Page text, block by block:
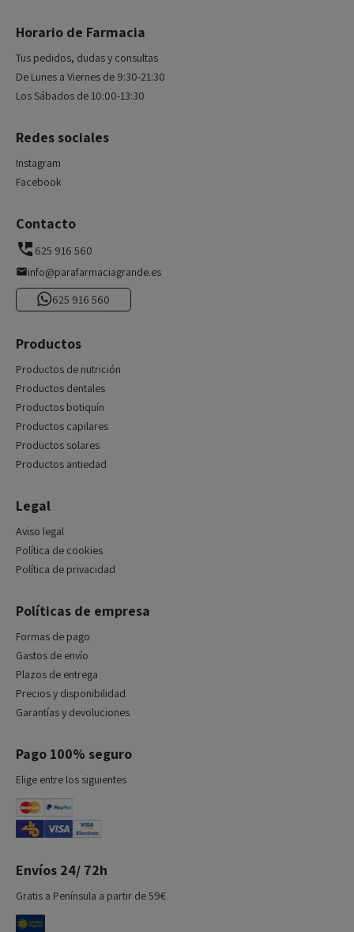
Horario de Farmacia
Tus pedidos, dudas y consultas
De Lunes a Viernes de 9:30-21:30
Los Sábados de 10:00-13:30
Redes sociales
Instagram
Facebook
Contacto
625 916 560
info@parafarmaciagrande.es
625 916 560
Productos
Productos de nutrición
Productos dentales
Productos botiquín
Productos capilares
Productos solares
Productos antiedad
Legal
Aviso legal
Política de cookies
Política de privacidad
Políticas de empresa
Formas de pago
Gastos de envío
Plazos de entrega
Precios y disponibilidad
Garantías y devoluciones
Pago 100% seguro
Elige entre los siguientes
Envíos 24/ 72h
Gratis a Península a partir de 59€